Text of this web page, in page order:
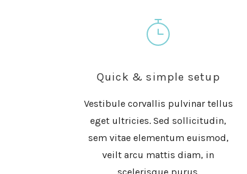
Quick & simple setup
Vestibule corvallis pulvinar tellus
eget ultricies. Sed sollicitudin,
sem vitae elementum euismod,
veilt arcu mattis diam, in